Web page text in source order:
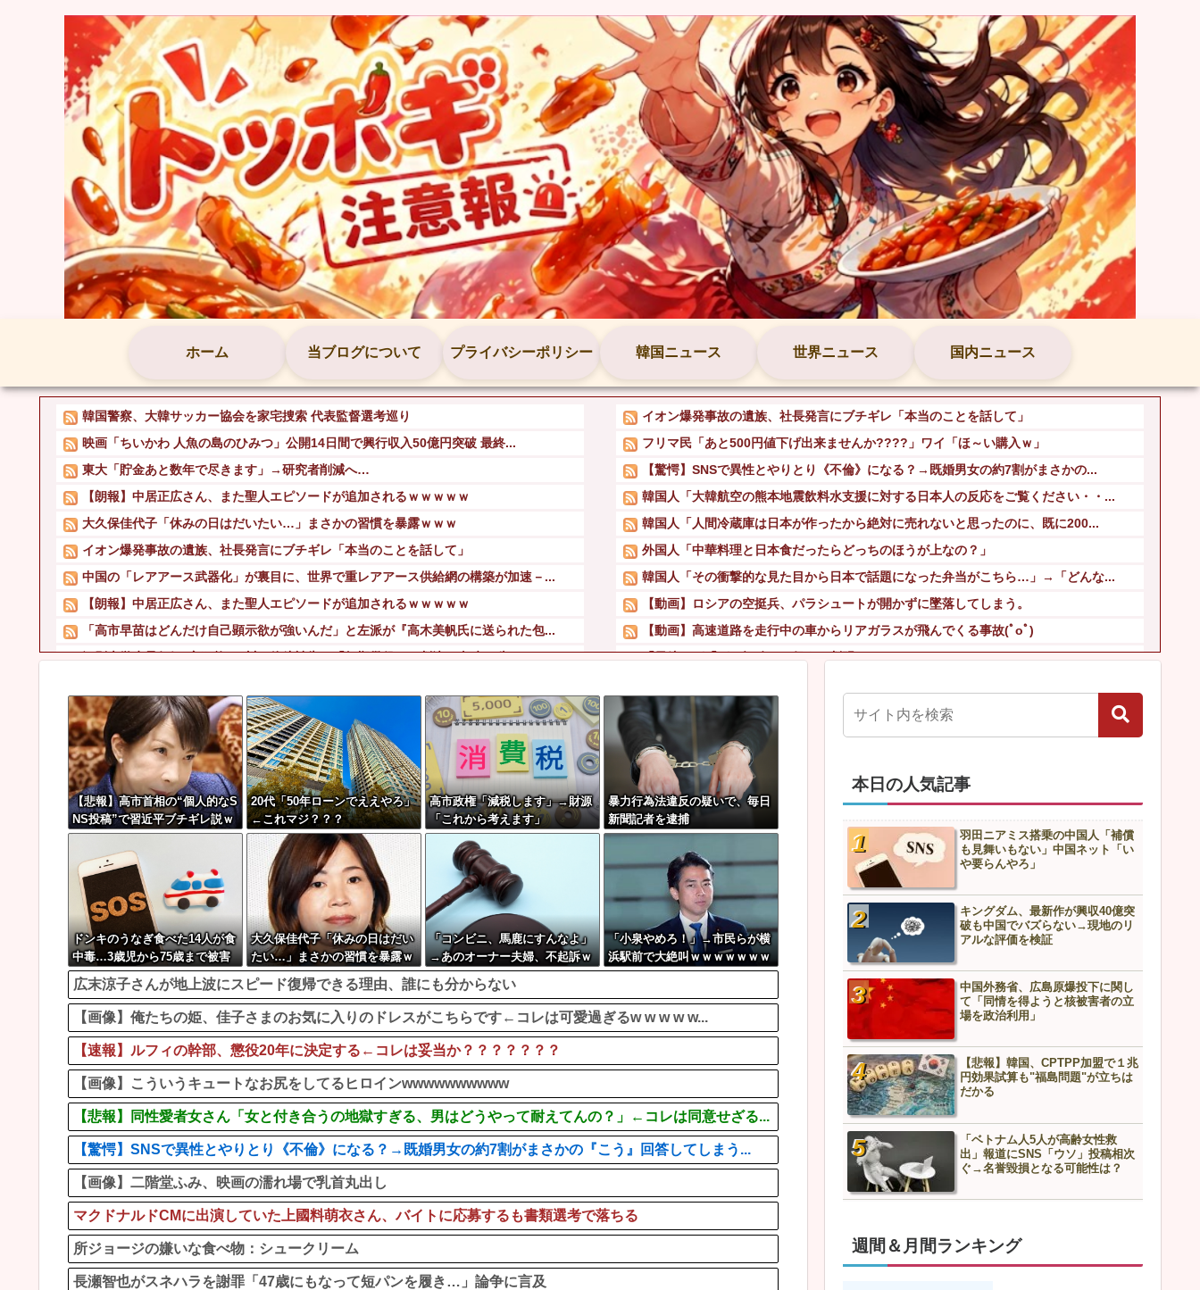
ホーム 当ブログについて プライバシーポリシー 韓国ニュース 世界ニュース 国内ニュース
韓国警察、大韓サッカー協会を家宅捜索 代表監督選考巡り
映画「ちいかわ 人魚の島のひみつ」公開14日間で興行収入50億円突破 最終...
東大「貯金あと数年で尽きます」→研究者削減へ…
【朗報】中居正広さん、また聖人エピソードが追加されるｗｗｗｗｗ
大久保佳代子「休みの日はだいたい…」まさかの習慣を暴露ｗｗｗ
イオン爆発事故の遺族、社長発言にブチギレ「本当のことを話して」
中国の「レアアース武器化」が裏目に、世界で重レアアース供給網の構築が加速－...
【朗報】中居正広さん、また聖人エピソードが追加されるｗｗｗｗｗ
「高市早苗はどんだけ自己顕示欲が強いんだ」と左派が『高木美帆氏に送られた包...
江別大学生暴行ﾀﾋ″主犯格″の川口侑斗被告に「無期懲役」の判決→当時17歳...
辺野古の防犯カメラ画像を見た玉城デニー、「うまい言い訳が思いつかなかったか...
「高市早苗はどんだけ自己顕示欲が強いんだ」と左派が『高木美帆氏に送られた包...
【警告】 住宅ローン、ガチでヤバくなるぞ・・・・・
イオン爆発事故の遺族、社長発言にブチギレ「本当のことを話して」
フリマ民「あと500円値下げ出来ませんか????」ワイ「ほ～い購入ｗ」
【驚愕】SNSで異性とやりとり《不倫》になる？→既婚男女の約7割がまさかの...
韓国人「大韓航空の熊本地震飲料水支援に対する日本人の反応をご覧ください・・...
韓国人「人間冷蔵庫は日本が作ったから絶対に売れないと思ったのに、既に200...
外国人「中華料理と日本食だったらどっちのほうが上なの？」
韓国人「その衝撃的な見た目から日本で話題になった弁当がこちら…」→「どんな...
【動画】ロシアの空挺兵、パラシュートが開かずに墜落してしまう。
【動画】高速道路を走行中の車からリアガラスが飛んでくる事故(ﾟoﾟ)
「果糖」が「がん転移」を促すと判明
「小泉やめろ！」→市民らが横浜駅前で大絶叫ｗｗｗｗｗｗｗｗ
【悲報】高市首相の“個人的なS
NS投稿”で習近平ブチギレ説ｗ
ｗｗｗｗ
20代「50年ローンでええやろ」
←これマジ？？？
高市政権「減税します」→財源
「これから考えます」
暴力行為法違反の疑いで、毎日
新聞記者を逮捕
ドンキのうなぎ食べた14人が食
中毒…3歳児から75歳まで被害
大久保佳代子「休みの日はだい
たい…」まさかの習慣を暴露ｗ
ｗｗ
「コンビニ、馬鹿にすんなよ」
→あのオーナー夫婦、不起訴ｗ
ｗｗｗｗｗｗｗｗ
「小泉やめろ！」→市民らが横
浜駅前で大絶叫ｗｗｗｗｗｗｗ
ｗ
広末涼子さんが地上波にスピード復帰できる理由、誰にも分からない
【画像】俺たちの姫、佳子さまのお気に入りのドレスがこちらです←コレは可愛過ぎるw w w w w...
【速報】ルフィの幹部、懲役20年に決定する←コレは妥当か？？？？？？？
【画像】こういうキュートなお尻をしてるヒロインwwwwwwwwww
【悲報】同性愛者女さん「女と付き合うの地獄すぎる、男はどうやって耐えてんの？」←コレは同意せざる...
【驚愕】SNSで異性とやりとり《不倫》になる？→既婚男女の約7割がまさかの『こう』回答してしまう...
【画像】二階堂ふみ、映画の濡れ場で乳首丸出し
マクドナルドCMに出演していた上國料萌衣さん、バイトに応募するも書類選考で落ちる
所ジョージの嫌いな食べ物：シュークリーム
長瀬智也がスネハラを謝罪「47歳にもなって短パンを履き…」論争に言及
本日の人気記事
羽田ニアミス搭乗の中国人「補償
も見舞いもない」中国ネット「い
や要らんやろ」
キングダム、最新作が興収40億突
破も中国でバズらない→現地のリ
アルな評価を検証
中国外務省、広島原爆投下に関し
て「同情を得ようと核被害者の立
場を政治利用」
【悲報】韓国、CPTPP加盟で１兆
円効果試算も"福島問題"が立ちは
だかる
「ベトナム人5人が高齢女性救
出」報道にSNS「ウソ」投稿相次
ぐ→名誉毀損となる可能性は？
週間＆月間ランキング